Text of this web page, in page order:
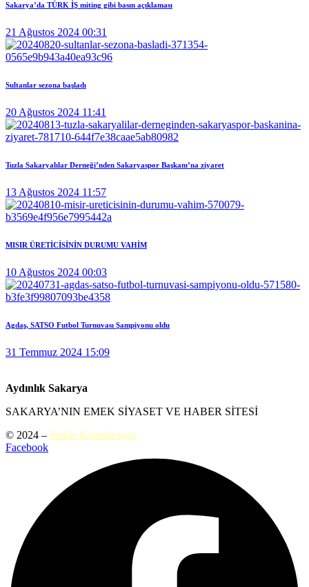
Sakarya’da TÜRK İŞ miting gibi basın açıklaması
21 Ağustos 2024 00:31
Sultanlar sezona başladı
20 Ağustos 2024 11:41
Tuzla Sakaryalılar Derneği’nden Sakaryaspor Başkanı’na ziyaret
13 Ağustos 2024 11:57
MISIR ÜRETİCİSİNİN DURUMU VAHİM
10 Ağustos 2024 00:03
Agdaş, SATSO Futbol Turnuvası Şampiyonu oldu
31 Temmuz 2024 15:09
Aydınlık Sakarya
SAKARYA’NIN EMEK SİYASET VE HABER SİTESİ
© 2024 – Sarkis Kısaohanyan
Facebook